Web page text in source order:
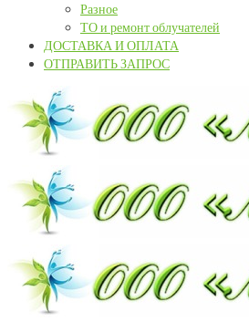
Разное
ТО и ремонт облучателей
ДОСТАВКА И ОПЛАТА
ОТПРАВИТЬ ЗАПРОС